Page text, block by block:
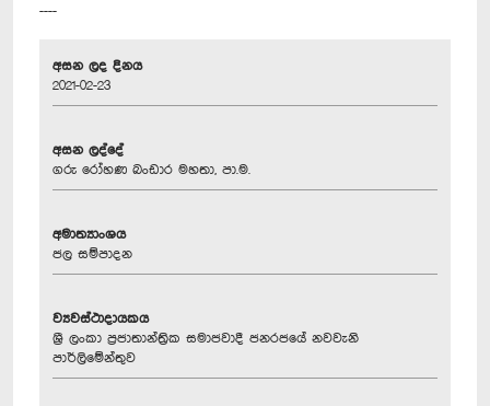
----
අසන ලද දිනය
2021-02-23
අසන ලද්දේ
ගරු රෝහණ බංඩාර මහතා, පා.ම.
අමාත්‍යාංශය
ජල සම්පාදන
ව්‍යවස්ථාදායකය
ශ්‍රී ලංකා ප්‍රජාතාන්ත්‍රික සමාජවාදී ජනරජයේ නවවැනි
පාර්ලිමේන්තුව